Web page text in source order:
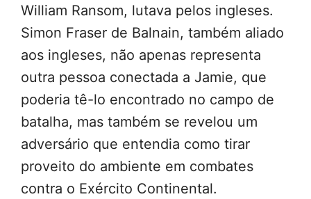
William Ransom, lutava pelos ingleses.
Simon Fraser de Balnain, também aliado
aos ingleses, não apenas representa
outra pessoa conectada a Jamie, que
poderia tê-lo encontrado no campo de
batalha, mas também se revelou um
adversário que entendia como tirar
proveito do ambiente em combates
contra o Exército Continental.